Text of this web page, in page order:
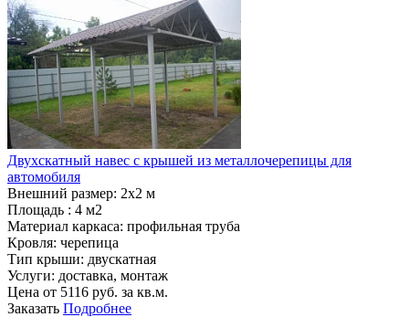
Двухскатный навес с крышей из металлочерепицы для
автомобиля
Внешний размер: 2х2 м
Площадь : 4 м2
Материал каркаса: профильная труба
Кровля: черепица
Тип крыши: двускатная
Услуги: доставка, монтаж
Цена от 5116 руб. за кв.м.
Заказать Подробнее